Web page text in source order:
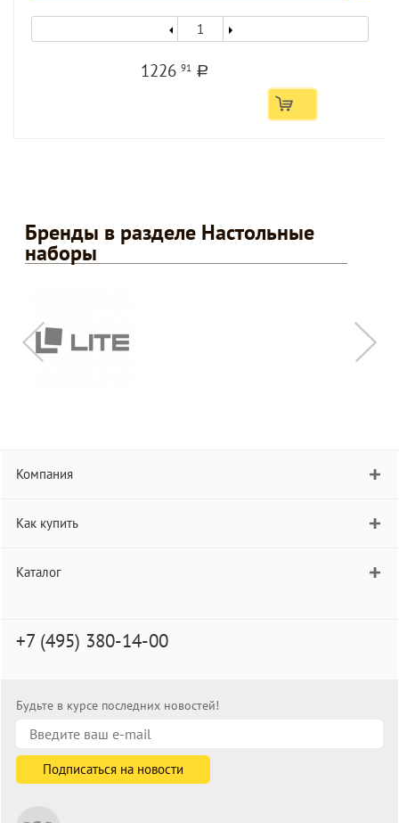
122691 a
Бренды в разделе Настольные
наборы
Компания
Как купить
Каталог
+7 (495) 380-14-00
Будьте в курсе последних новостей!